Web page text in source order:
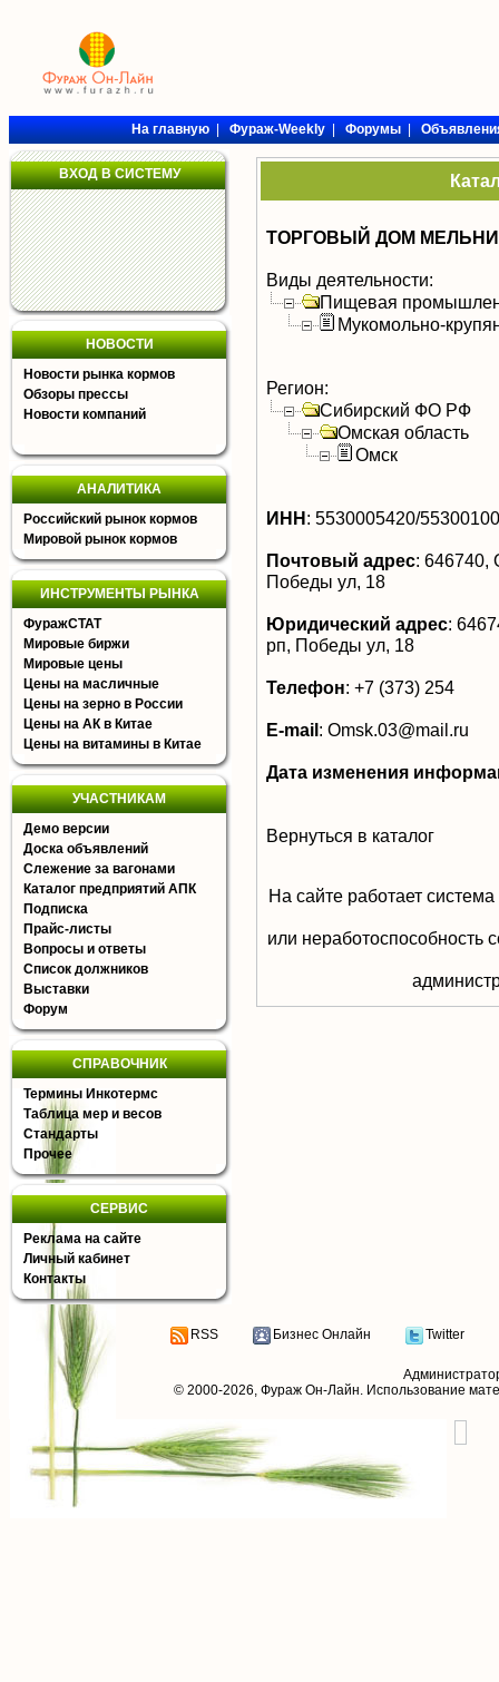
На главную|Фураж-Weekly|Форумы|
ВХОД В СИСТЕМУ
НОВОСТИ
Новости рынка кормов
Обзоры прессы
Новости компаний
АНАЛИТИКА
Российский рынок кормов
Мировой рынок кормов
ИНСТРУМЕНТЫ РЫНКА
ФуражСТАТ
Мировые биржи
Мировые цены
Цены на масличные
Цены на зерно в России
Цены на АК в Китае
Цены на витамины в Китае
УЧАСТНИКАМ
Демо версии
Доска объявлений
Слежение за вагонами
Каталог предприятий АПК
Подписка
Прайс-листы
Вопросы и ответы
Список должников
Выставки
Форум
СПРАВОЧНИК
Термины Инкотермс
Таблица мер и весов
Стандарты
Прочее
СЕРВИС
Реклама на сайте
Личный кабинет
Контакты
ТОРГОВЫЙ ДОМ
Виды деятельности:
Пищевая
Мукомольно-
Регион:
Сибирский ФО РФ
Омская область
Омск
ИНН: 5530005420/
Почтовый адрес: 646740,
Победы ул, 18
Юридический адрес:
рп, Победы ул, 18
Телефон: +7 (373) 254
E-mail: Omsk.03@mail.ru
Дата изменения
Вернуться в каталог
На сайте работает
или неработоспособность
RSS Бизнес Онлайн Twitter
© 2000-2026, Фураж Он-Лайн. Использование